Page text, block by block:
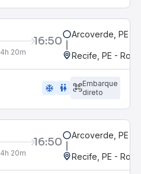
16:50
4h 20m
Arcoverde, PE -
Recife, PE -
ac_unit wc
Embarque
direto
16:50
4h 20m
Arcoverde, PE -
Recife, PE -